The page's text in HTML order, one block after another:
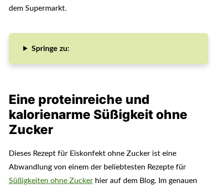
dem Supermarkt.
Springe zu:
Eine proteinreiche und
kalorienarme Süßigkeit ohne
Zucker
Dieses Rezept für Eiskonfekt ohne Zucker ist eine
Abwandlung von einem der beliebtesten Rezepte für
Süßigkeiten ohne Zuckerhier auf dem Blog. Im genauen